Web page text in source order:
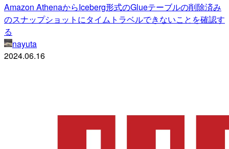
Amazon AthenaからIceberg形式のGlueテーブルの削除済み
のスナップショットにタイムトラベルできないことを確認す
る
nayuta
2024.06.16